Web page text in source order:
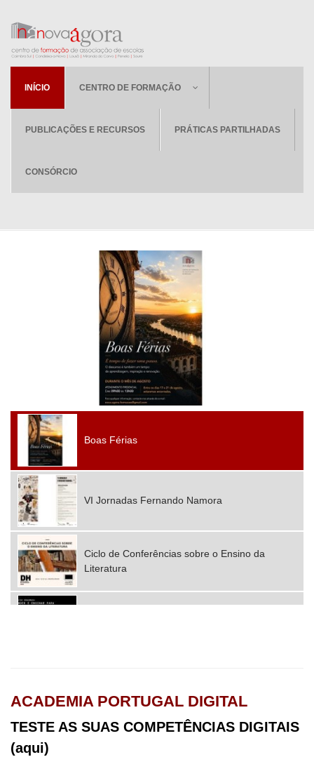
INÍCIO CENTRO DE FORMAÇÃO
PUBLICAÇÕES E RECURSOS PRÁTICAS PARTILHADAS
CONSÓRCIO
Boas Férias
VI Jornadas Fernando Namora
Ciclo de Conferências sobre o Ensino da
Literatura
ACADEMIA PORTUGAL DIGITAL
TESTE AS SUAS COMPETÊNCIAS DIGITAIS
(aqui)